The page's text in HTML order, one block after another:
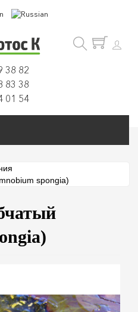
38 82
83 38
01 54
spongia)